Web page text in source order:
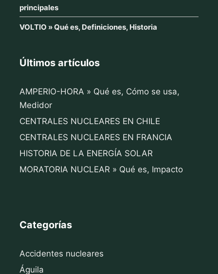
principales
VOLTIO » Qué es, Definiciones, Historia
Últimos artículos
AMPERIO-HORA » Qué es, Cómo se usa,
Medidor
CENTRALES NUCLEARES EN CHILE
CENTRALES NUCLEARES EN FRANCIA
HISTORIA DE LA ENERGÍA SOLAR
MORATORIA NUCLEAR » Qué es, Impacto
Categorías
Accidentes nucleares
Águila